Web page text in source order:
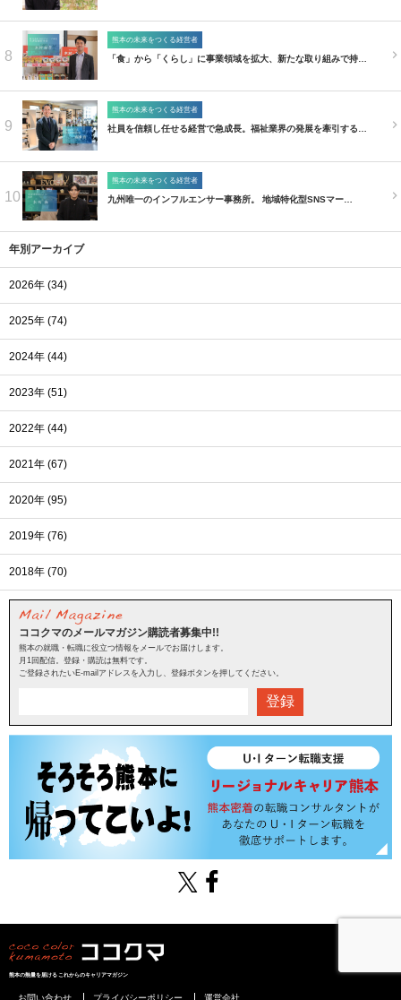
8
熊本の未来をつくる経営者
「食」から「くらし」に事業領域を拡大、新たな取り組みで持…
9
熊本の未来をつくる経営者
社員を信頼し任せる経営で急成長。福祉業界の発展を牽引する…
10
熊本の未来をつくる経営者
九州唯一のインフルエンサー事務所。 地域特化型SNSマー…
年別アーカイブ
2026年 (34)
2025年 (74)
2024年 (44)
2023年 (51)
2022年 (44)
2021年 (67)
2020年 (95)
2019年 (76)
2018年 (70)
ココクマのメールマガジン購読者募集中!!
熊本の就職・転職に役立つ情報をメールでお届けします。
月1回配信。登録・購読は無料です。
ご登録されたいE-mailアドレスを入力し、登録ボタンを押してください。
登録
熊本の熱量を届けるこれからのキャリアマガジン